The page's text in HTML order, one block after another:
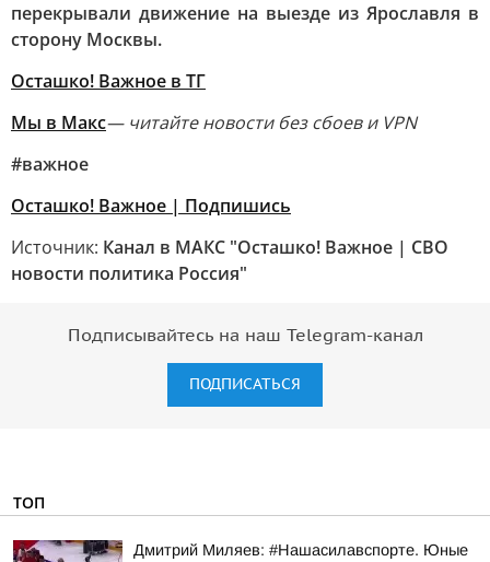
перекрывали движение на выезде из Ярославля в
сторону Москвы.
Осташко! Важное в ТГ
Мы в Макс— читайте новости без сбоев и VPN
#важное
Осташко! Важное | Подпишись
Источник: Канал в МАКС "Осташко! Важное | СВО
новости политика Россия"
Подписывайтесь на наш Telegram-канал
ПОДПИСАТЬСЯ
ТОП
Дмитрий Миляев: #Нашасилавспорте. Юные